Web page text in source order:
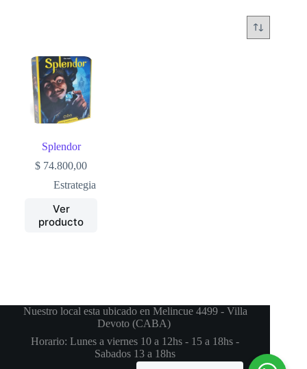
Splendor
$ 74.800,00
Estrategia
Ver
producto
Nuestro local esta ubicado en Melincue 4499 - Villa
Devoto (CABA)
Horario: Lunes a viernes 10 a 12hs - 15 a 18hs -
Sabados 13 a 18hs